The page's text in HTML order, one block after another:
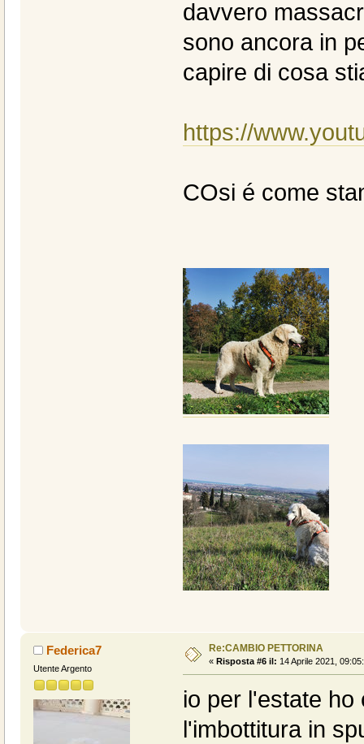
davvero
sono ancora in
capire di cosa
https://
COsi é come
Federica7
Utente Argento
Re:CAMBIO PETTORINA
« Risposta #6 il: 14 Aprile 2021,
io per l'estate
l'imbottitura in